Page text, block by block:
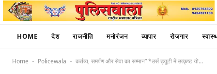
HOME देश राजनीति मनोरंजन व्यापार रोजगार
Home - Policewala - कर्तव्य, समर्पण और सेवा का सम्मान” *उर्स ड्यूटी में उत्कृष्ट योगदान देने वाले 200 पुलिसकर्मी हुए सम्मानित